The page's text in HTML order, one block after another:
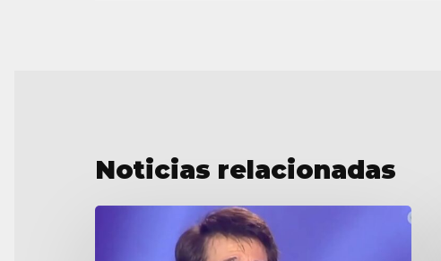
Noticias relacionadas
Luar